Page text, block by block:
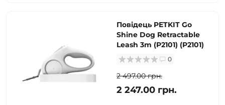
Повідець PETKIT Go
Shine Dog Retractable
Leash 3m (P2101) (P2101)
0
2 497.00 грн.
2 247.00 грн.